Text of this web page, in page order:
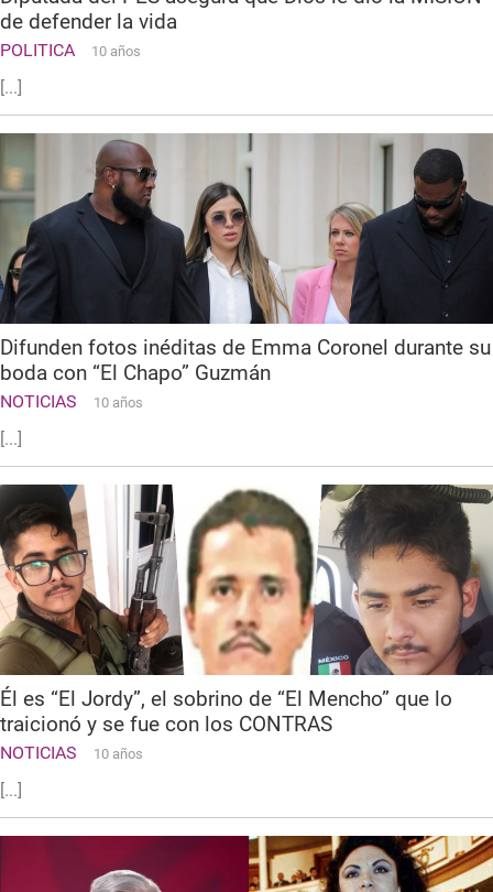
de defender la vida
POLITICA 10 años
[...]
Difunden fotos inéditas de Emma Coronel durante su
boda con “El Chapo” Guzmán
NOTICIAS 10 años
[...]
Él es “El Jordy”, el sobrino de “El Mencho” que lo
traicionó y se fue con los CONTRAS
NOTICIAS 10 años
[...]